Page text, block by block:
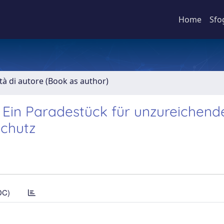
Home
di autore (Book as author)
Paradestück für